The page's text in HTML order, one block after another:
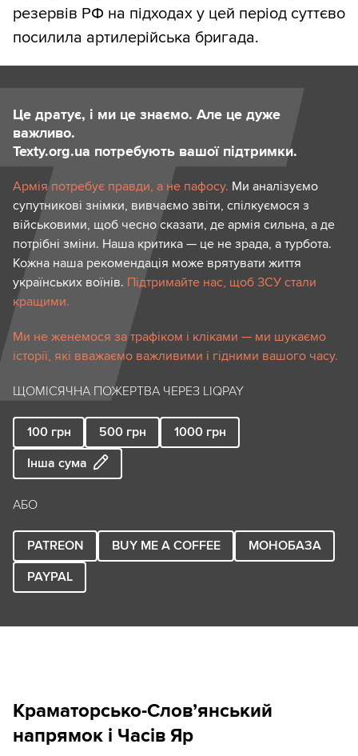
резервів РФ на підходах у цей період суттєво
посилила артилерійська бригада.
Це дратує, і ми це знаємо. Але це дуже
важливо.
Texty.org.ua потребують вашої підтримки.
Армія потребує правди, а не пафосу. Ми аналізуємо
супутникові знімки, вивчаємо звіти, спілкуємося з
військовими, щоб чесно сказати, де армія сильна, а де
потрібні зміни. Наша критика — це не зрада, а турбота.
Кожна наша рекомендація може врятувати життя
українських воїнів. Підтримайте нас, щоб ЗСУ стали
кращими.
Ми не женемося за трафіком і кліками — ми шукаємо
історії, які вважаємо важливими і гідними вашого часу.
ЩОМІСЯЧНА ПОЖЕРТВА ЧЕРЕЗ LIQPAY
100 грн 500 грн 1000 грн
Інша сума
АБО
PATREON BUY ME A COFFEE
МОНОБАЗА
PAYPAL
Краматорсько-Слов’янський
напрямок і Часів Яр